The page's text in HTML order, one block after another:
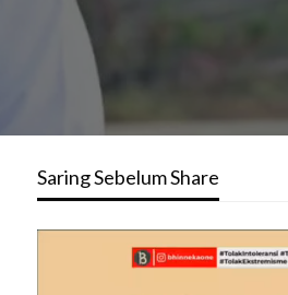
Saring Sebelum Share